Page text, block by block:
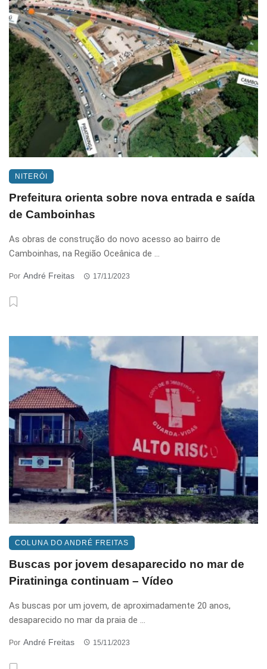
NITERÓI
Prefeitura orienta sobre nova entrada e saída
de Camboinhas
As obras de construção do novo acesso ao bairro de
Camboinhas, na Região Oceânica de ...
Por André Freitas 17/11/2023
COLUNA DO ANDRÉ FREITAS
Buscas por jovem desaparecido no mar de
Piratininga continuam – Vídeo
As buscas por um jovem, de aproximadamente 20 anos,
desaparecido no mar da praia de ...
Por André Freitas 15/11/2023